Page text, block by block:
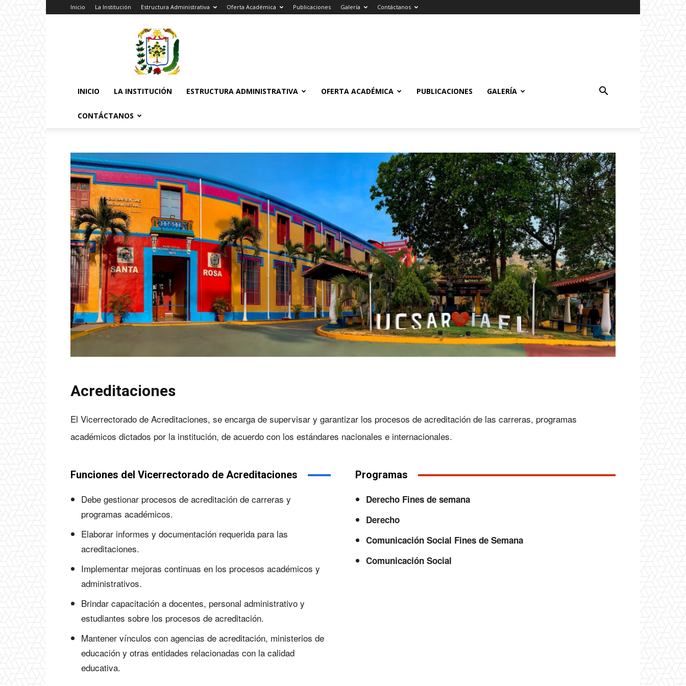
Inicio La Institución Estructura Administrativa Oferta Académica Publicaciones Galería Contáctanos
Pontificia
Universidad
Católica
Santa
Rosa
INICIO LA INSTITUCIÓN ESTRUCTURA ADMINISTRATIVA OFERTA ACADÉMICA PUBLICACIONES GALERÍA
CONTÁCTANOS
Acreditaciones
El Vicerrectorado de Acreditaciones, se encarga de supervisar y garantizar los procesos de acreditación de las carreras, programas
académicos dictados por la institución, de acuerdo con los estándares nacionales e internacionales.
Funciones del Vicerrectorado de Acreditaciones
Debe gestionar procesos de acreditación de carreras y
programas académicos.
Elaborar informes y documentación requerida para las
acreditaciones.
Implementar mejoras continuas en los procesos académicos y
administrativos.
Brindar capacitación a docentes, personal administrativo y
estudiantes sobre los procesos de acreditación.
Mantener vínculos con agencias de acreditación, ministerios de
educación y otras entidades relacionadas con la calidad
educativa.
Programas
Derecho Fines de semana
Derecho
Comunicación Social Fines de Semana
Comunicación Social